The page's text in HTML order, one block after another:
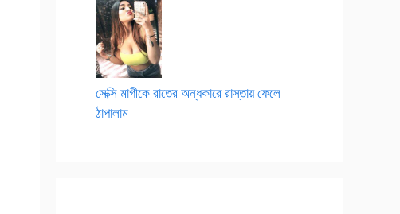
সেক্সি মাগীকে রাতের অন্ধকারে রাস্তায় ফেলে
ঠাপালাম